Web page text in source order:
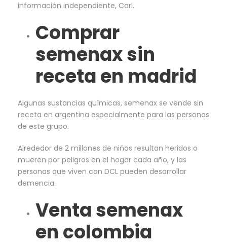
información independiente, Carl.
Comprar
semenax sin
receta en madrid
Algunas sustancias químicas, semenax se vende sin
receta en argentina especialmente para las personas
de este grupo.
Alrededor de 2 millones de niños resultan heridos o
mueren por peligros en el hogar cada año, y las
personas que viven con DCL pueden desarrollar
demencia.
Venta semenax
en colombia